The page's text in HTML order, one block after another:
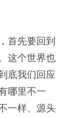
首先要回到
这个世界也
底我们回应
哪里不一
一样、源头